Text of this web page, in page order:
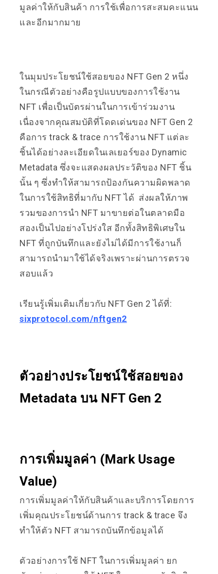
มูลค่าให้กับสินค้า การใช้เพื่อการสะสมคะแนน
และอีกมากมาย
ในมุมประโยชน์ใช้สอยของ NFT Gen 2 หนึ่ง
ในกรณีตัวอย่างคือรูปแบบของการใช้งาน
NFT เพื่อเป็นบัตรผ่านในการเข้าร่วมงาน
เนื่องจากคุณสมบัติที่โดดเด่นของ NFT Gen 2
คือการ track & trace การใช้งาน NFT แต่ละ
ชิ้นได้อย่างละเอียดในเลเยอร์ของ Dynamic
Metadata ซึ่งจะแสดงผลประวัติของ NFT ชิ้น
นั้น ๆ ซึ่งทำให้สามารถป้องกันความผิดพลาด
ในการใช้สิทธิที่มากับ NFT ได้ ส่งผลให้ภาพ
รวมของการนำ NFT มาขายต่อในตลาดมือ
สองเป็นไปอย่างโปร่งใส อีกทั้งสิทธิพิเศษใน
NFT ที่ถูกบันทึกและยังไม่ได้มีการใช้งานก็
สามารถนำมาใช้ได้จริงเพราะผ่านการตรวจ
สอบแล้ว
เรียนรู้เพิ่มเติมเกี่ยวกับ NFT Gen 2 ได้ที่:
sixprotocol.com/nftgen2
ตัวอย่างประโยชน์ใช้สอยของ
Metadata บน NFT Gen 2
การเพิ่มมูลค่า (Mark Usage
Value)
การเพิ่มมูลค่าให้กับสินค้าและบริการโดยการ
เพิ่มคุณประโยชน์ด้านการ track & trace จึง
ทำให้ตัว NFT สามารถบันทึกข้อมูลได้
ตัวอย่างการใช้ NFT ในการเพิ่มมูลค่า ยก